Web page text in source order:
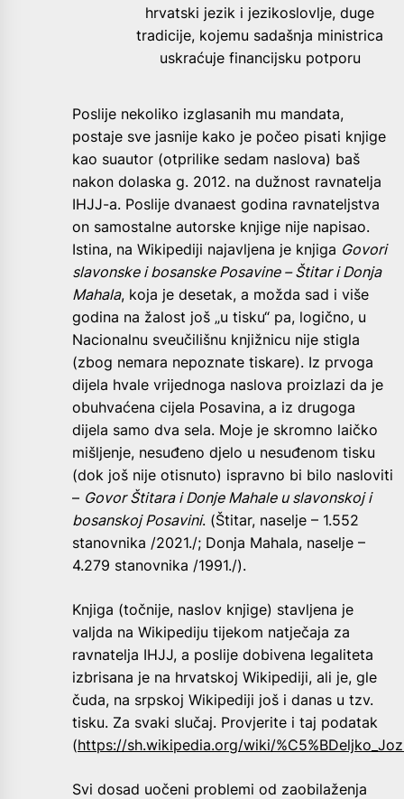
hrvatski jezik i jezikoslovlje, duge
tradicije, kojemu sadašnja ministrica
uskraćuje financijsku potporu
Poslije nekoliko izglasanih mu mandata,
postaje sve jasnije kako je počeo pisati knjige
kao suautor (otprilike sedam naslova) baš
nakon dolaska g. 2012. na dužnost ravnatelja
IHJJ-a. Poslije dvanaest godina ravnateljstva
on samostalne autorske knjige nije napisao.
Istina, na Wikipediji najavljena je knjiga Govori
slavonske i bosanske Posavine – Štitar i Donja
Mahala, koja je desetak, a možda sad i više
godina na žalost još „u tisku“ pa, logično, u
Nacionalnu sveučilišnu knjižnicu nije stigla
(zbog nemara nepoznate tiskare). Iz prvoga
dijela hvale vrijednoga naslova proizlazi da je
obuhvaćena cijela Posavina, a iz drugoga
dijela samo dva sela. Moje je skromno laičko
mišljenje, nesuđeno djelo u nesuđenom tisku
(dok još nije otisnuto) ispravno bi bilo nasloviti
– Govor Štitara i Donje Mahale u slavonskoj i
bosanskoj Posavini. (Štitar, naselje – 1.552
stanovnika /2021./; Donja Mahala, naselje –
4.279 stanovnika /1991./).
Knjiga (točnije, naslov knjige) stavljena je
valjda na Wikipediju tijekom natječaja za
ravnatelja IHJJ, a poslije dobivena legaliteta
izbrisana je na hrvatskoj Wikipediji, ali je, gle
čuda, na srpskoj Wikipediji još i danas u tzv.
tisku. Za svaki slučaj. Provjerite i taj podatak
(https://sh.wikipedia.org/wiki/
Svi dosad uočeni problemi od zaobilaženja